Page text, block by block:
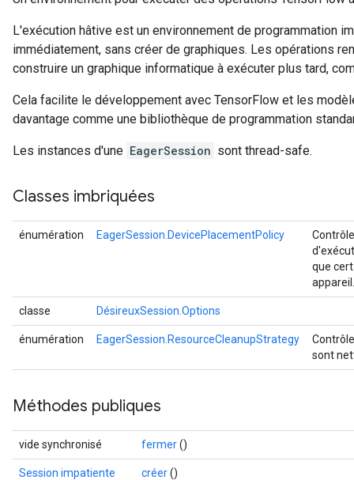
L'exécution hâtive est un environnement de programmation
immédiatement, sans créer de graphiques. Les opérations
construire un graphique informatique à exécuter plus tard,
Cela facilite le développement avec TensorFlow et les
davantage comme une bibliothèque de programmation
Les instances d'une EagerSession sont thread-safe.
Classes imbriquées
énumération EagerSession.DevicePlacementPolicy
que
appareil.
classe DésireuxSession.Options
énumération EagerSession.ResourceCleanupStrategy
sont
Méthodes publiques
vide synchronisé fermer()
Session impatiente
créer()